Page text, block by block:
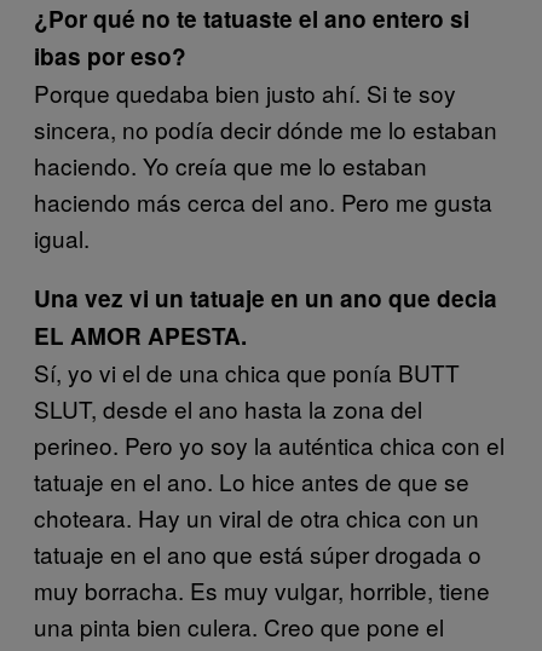
¿Por qué no te tatuaste el ano entero si
ibas por eso?
Porque quedaba bien justo ahí. Si te soy
sincera, no podía decir dónde me lo estaban
haciendo. Yo creía que me lo estaban
haciendo más cerca del ano. Pero me gusta
igual.
Una vez vi un tatuaje en un ano que decia
EL AMOR APESTA.
Sí, yo vi el de una chica que ponía BUTT
SLUT, desde el ano hasta la zona del
perineo. Pero yo soy la auténtica chica con el
tatuaje en el ano. Lo hice antes de que se
choteara. Hay un viral de otra chica con un
tatuaje en el ano que está súper drogada o
muy borracha. Es muy vulgar, horrible, tiene
una pinta bien culera. Creo que pone el